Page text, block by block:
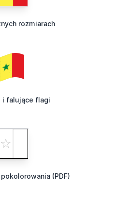
rozmiarach
i falujące flagi
(PDF)